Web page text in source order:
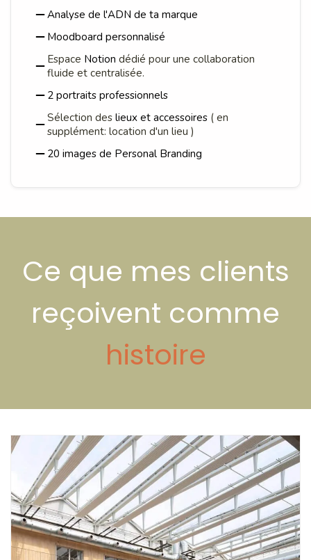
Analyse de l'ADN de ta marque
Moodboard personnalisé
Espace Notion dédié pour une collaboration
fluide et centralisée.
2 portraits professionnels
Sélection des lieux et accessoires ( en
supplément: location d'un lieu )
20 images de Personal Branding
Ce que mes clients
reçoivent comme
histoire